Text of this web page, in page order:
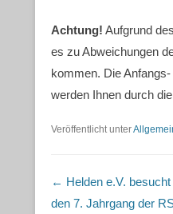
Achtung! Aufgrund
es zu Abweichungen
kommen. Die
werden Ihnen durch
Veröffentlicht unter
Beitragsnavigation
← Helden e.V. besucht
den 7. Jahrgang der